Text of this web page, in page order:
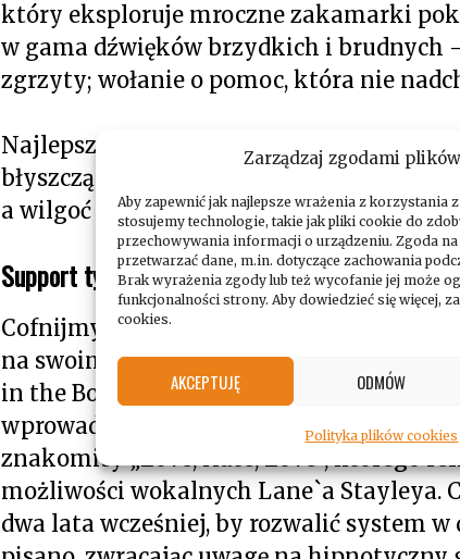
Zarządzaj zgodami
Aby zapewnić jak najlepsze wrażenia z korzystania
stosujemy technologie, takie jak pliki cookie do
przechowywania informacji o urządzeniu. Zgoda
przetwarzać dane, m.in. dotyczące zachowania
Brak wyrażenia zgody lub też wycofanie jej może
funkcjonalności strony. Aby dowiedzieć się więcej,
cookies.
AKCEPTUJĘ ODMÓW
Polityka plików cookies
który eksploruje mroczne zakamarki
w gama dźwięków brzydkich i brudnych
zgrzyty; wołanie o pomoc, która nie
Najlepsze rzeczy rodzą się w garażach i
błyszczące karaczany wykluwają się
a wilgoć spływa ze ścian jak łzy. I tam
Support tytanów
Cofnijmy się na moment do początku lat
na swoim koncie dobrze przyjęty debiut
in the Box”, utworem, który zdaniem
wprowadził świat do brzmienia
znakomity „Love, Hate, Love”, którego
możliwości wokalnych Lane`a Stayleya.
dwa lata wcześniej, by rozwalić system w